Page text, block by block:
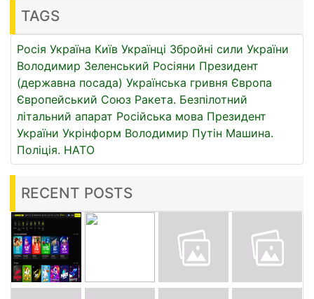
TAGS
Росія Україна Київ Українці Збройні сили України
Володимир Зеленський Росіяни Президент
(державна посада) Українська гривня Європа
Європейський Союз Ракета. Безпілотний
літальний апарат Російська мова Президент
України Укрінформ Володимир Путін Машина.
Поліція. НАТО
RECENT POSTS